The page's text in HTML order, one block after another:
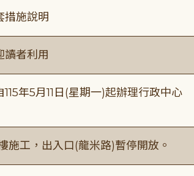
措施說明
讀者利用
年5月11日(星期一)起辦理行政中心
施工，出入口(龍米路)暫停開放。